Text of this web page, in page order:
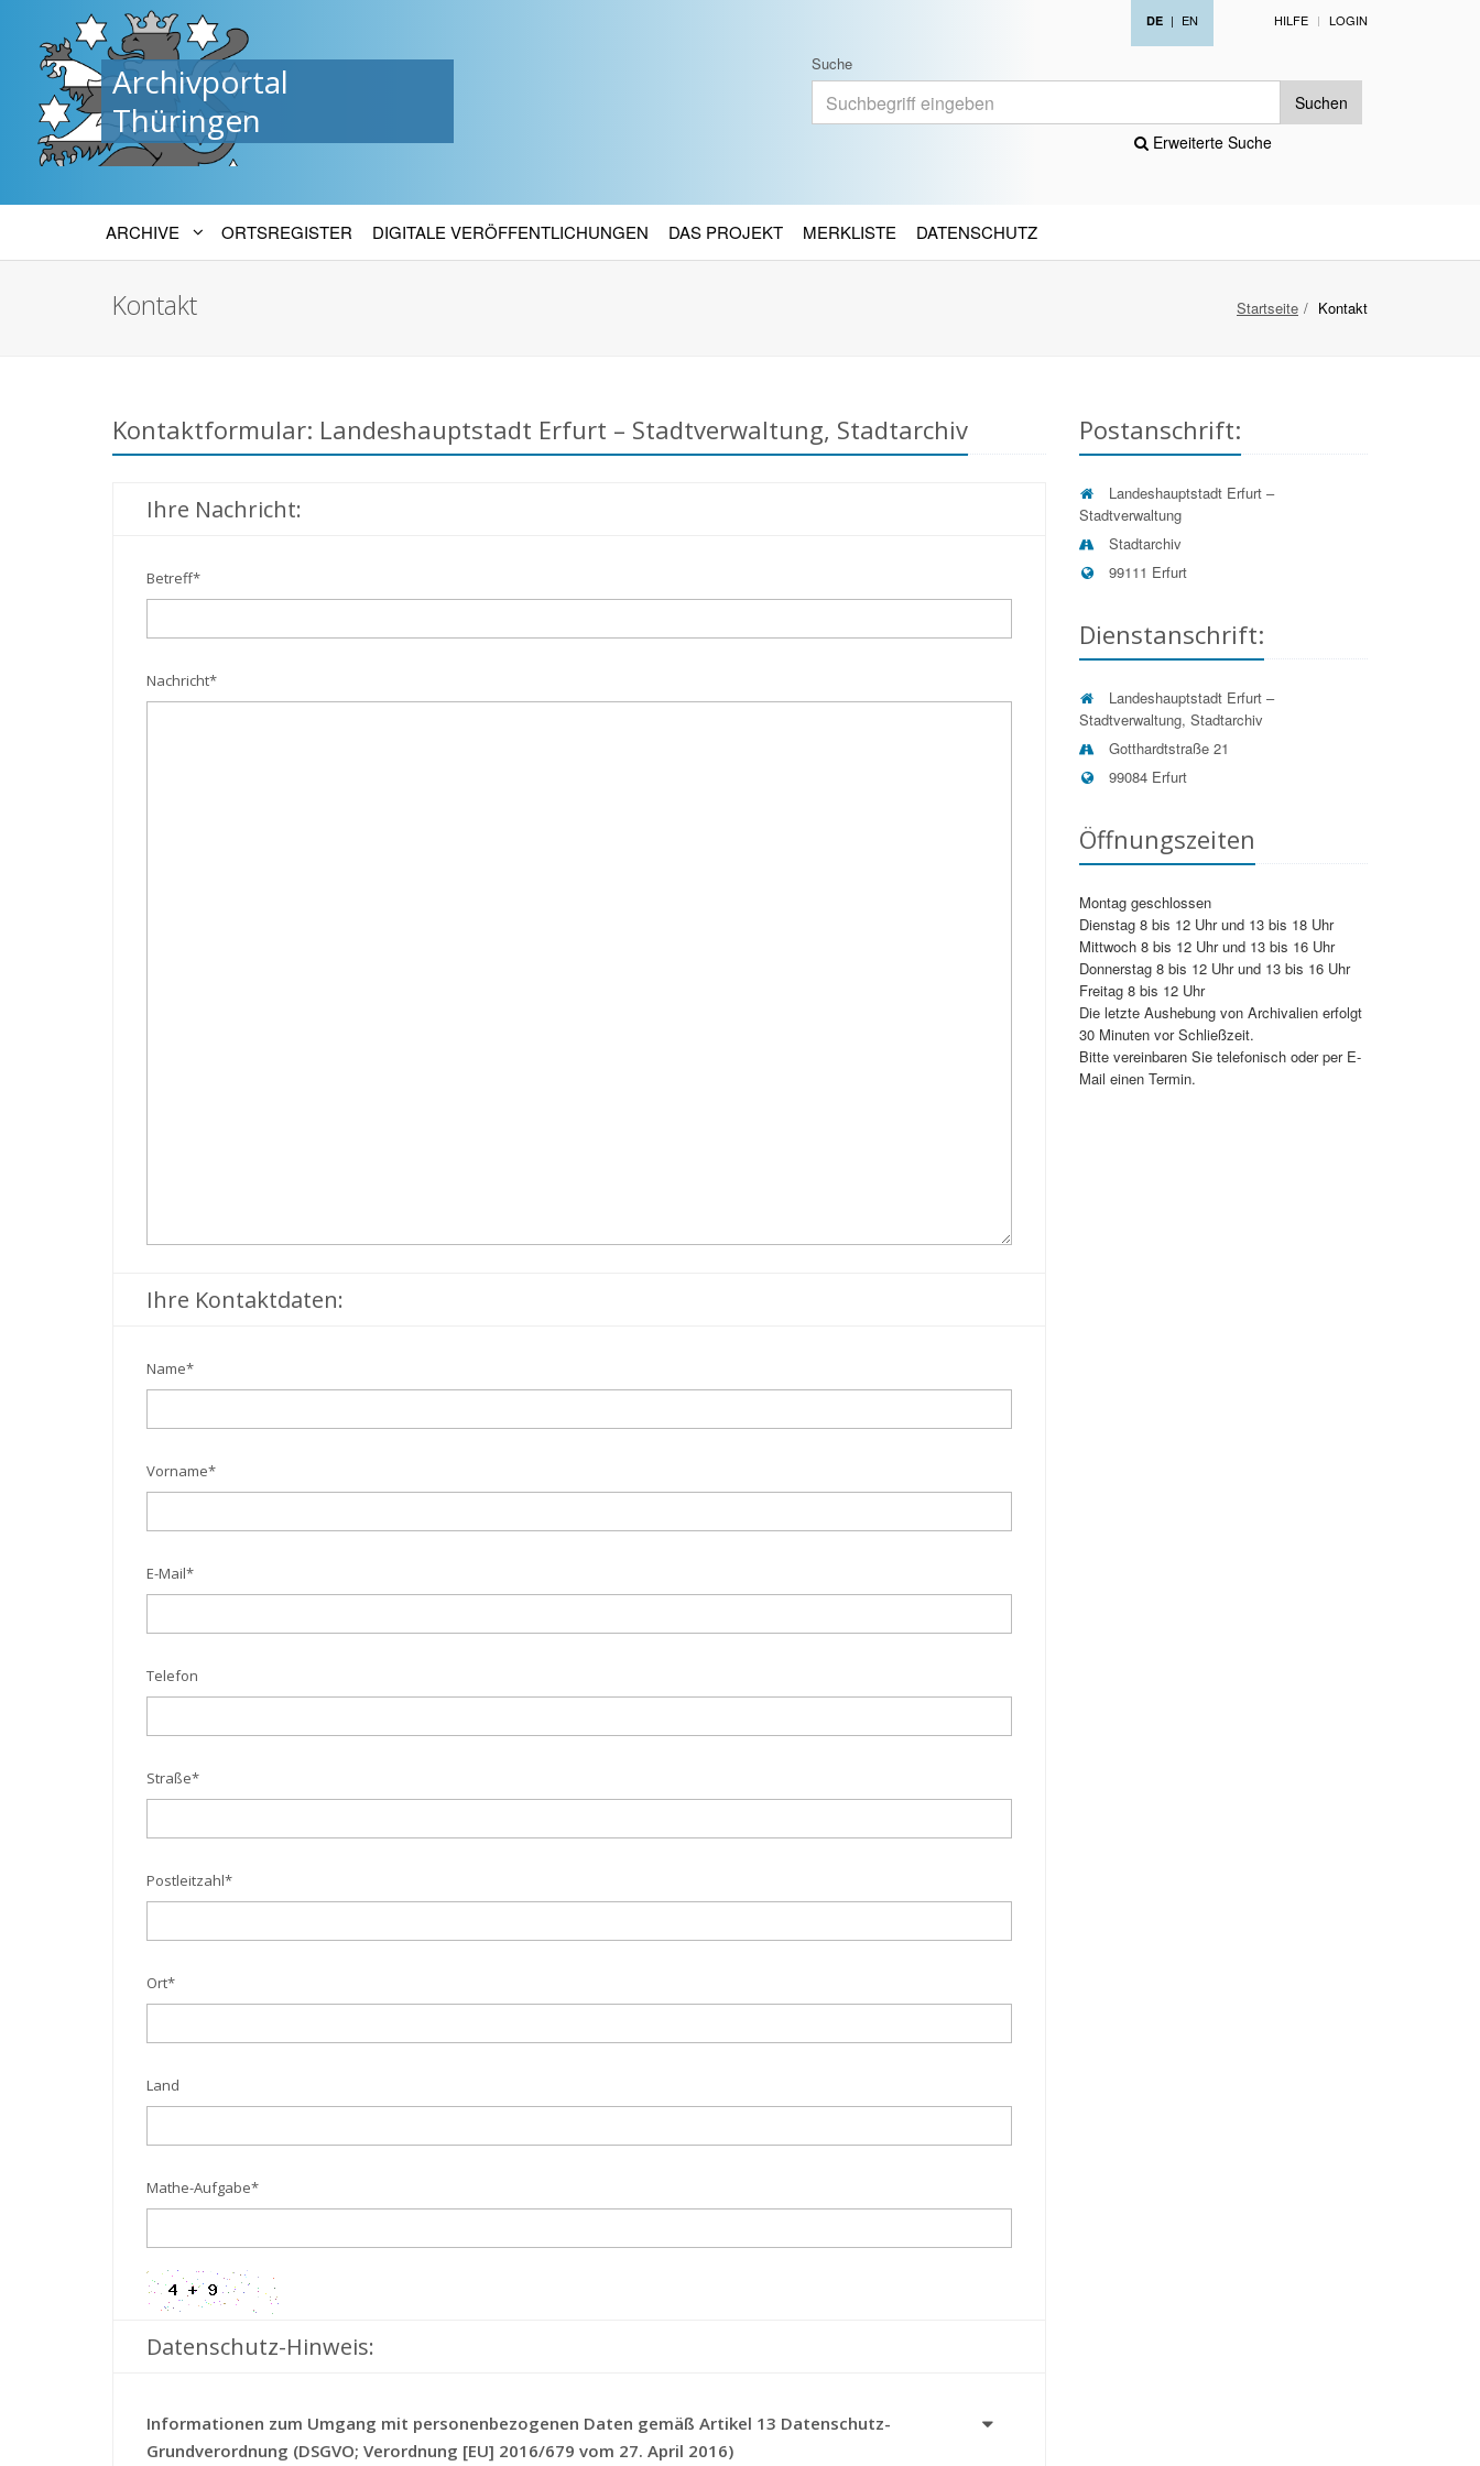
Archivportal
Thüringen
DE | EN HILFE LOGIN
Suche
Suchen
Erweiterte Suche
ARCHIVE ORTSREGISTER DIGITALE VERÖFFENTLICHUNGEN DAS PROJEKT MERKLISTE DATENSCHUTZ
Startseite Kontakt
Kontakt
Kontaktformular: Landeshauptstadt Erfurt – Stadtverwaltung, Stadtarchiv
Ihre Nachricht:
Betreff*
Nachricht*
Ihre Kontaktdaten:
Name*
Vorname*
E-Mail*
Telefon
Straße*
Postleitzahl*
Ort*
Land
Mathe-Aufgabe*
Datenschutz-Hinweis:
Informationen zum Umgang mit personenbezogenen Daten gemäß Artikel 13 Datenschutz-
Grundverordnung (DSGVO; Verordnung [EU] 2016/679 vom 27. April 2016)
Postanschrift:
Landeshauptstadt Erfurt –
Stadtverwaltung
Stadtarchiv
99111 Erfurt
Dienstanschrift:
Landeshauptstadt Erfurt –
Stadtverwaltung, Stadtarchiv
Gotthardtstraße 21
99084 Erfurt
Öffnungszeiten
Montag geschlossen
Dienstag 8 bis 12 Uhr und 13 bis 18 Uhr
Mittwoch 8 bis 12 Uhr und 13 bis 16 Uhr
Donnerstag 8 bis 12 Uhr und 13 bis 16 Uhr
Freitag 8 bis 12 Uhr
Die letzte Aushebung von Archivalien erfolgt
30 Minuten vor Schließzeit.
Bitte vereinbaren Sie telefonisch oder per E-
Mail einen Termin.